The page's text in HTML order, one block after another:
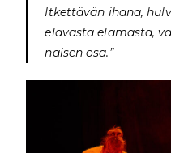
Itkettävän ihana,
elävästä elämästä,
naisen osa.”